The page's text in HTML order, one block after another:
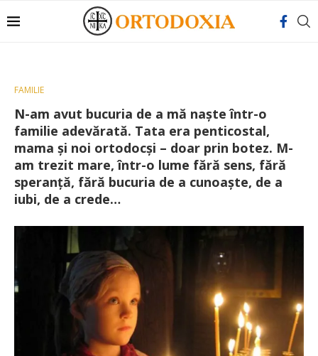
FAMILIE
N-am avut bucuria de a mă naşte într-o
familie adevărată. Tata era penticostal,
mama şi noi ortodocşi – doar prin botez. M-
am trezit mare, într-o lume fără sens, fără
speranţă, fără bucuria de a cunoaşte, de a
iubi, de a crede…